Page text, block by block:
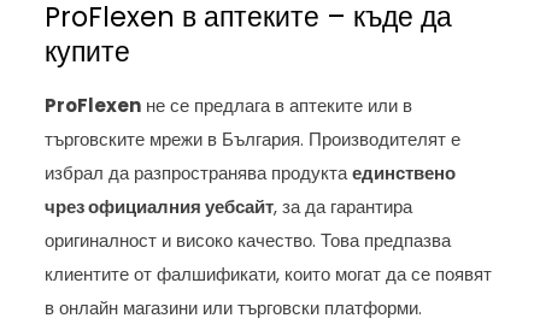
ProFlexen в аптеките – къде да
купите
ProFlexen не се предлага в аптеките или в
търговските мрежи в България. Производителят е
избрал да разпространява продуктаединствено
чрез официалния уебсайт, за да гарантира
оригиналност и високо качество. Това предпазва
клиентите от фалшификати, които могат да се появят
в онлайн магазини или търговски платформи.